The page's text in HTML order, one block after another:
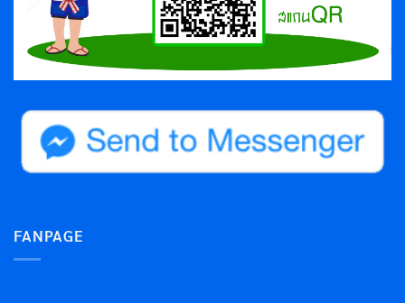
FANPAGE